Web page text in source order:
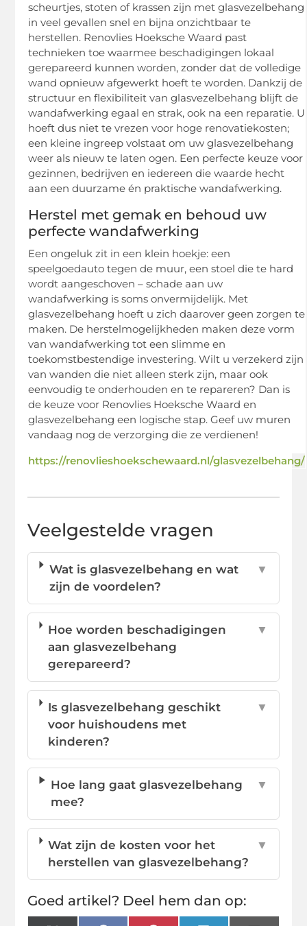
scheurtjes, stoten of krassen zijn met glasvezelbehang
in veel gevallen snel en bijna onzichtbaar te
herstellen. Renovlies Hoeksche Waard past
technieken toe waarmee beschadigingen lokaal
gerepareerd kunnen worden, zonder dat de volledige
wand opnieuw afgewerkt hoeft te worden. Dankzij de
structuur en flexibiliteit van glasvezelbehang blijft de
wandafwerking egaal en strak, ook na een reparatie. U
hoeft dus niet te vrezen voor hoge renovatiekosten;
een kleine ingreep volstaat om uw glasvezelbehang
weer als nieuw te laten ogen. Een perfecte keuze voor
gezinnen, bedrijven en iedereen die waarde hecht
aan een duurzame én praktische wandafwerking.
Herstel met gemak en behoud uw
perfecte wandafwerking
Een ongeluk zit in een klein hoekje: een
speelgoedauto tegen de muur, een stoel die te hard
wordt aangeschoven – schade aan uw
wandafwerking is soms onvermijdelijk. Met
glasvezelbehang hoeft u zich daarover geen zorgen te
maken. De herstelmogelijkheden maken deze vorm
van wandafwerking tot een slimme en
toekomstbestendige investering. Wilt u verzekerd zijn
van wanden die niet alleen sterk zijn, maar ook
eenvoudig te onderhouden en te repareren? Dan is
de keuze voor Renovlies Hoeksche Waard en
glasvezelbehang een logische stap. Geef uw muren
vandaag nog de verzorging die ze verdienen!
https://renovlieshoekschewaard.nl/glasvezelbehang/
Veelgestelde vragen
Wat is glasvezelbehang en wat
zijn de voordelen?
▼
Hoe worden beschadigingen
aan glasvezelbehang
gerepareerd?
▼
Is glasvezelbehang geschikt
voor huishoudens met
kinderen?
▼
Hoe lang gaat glasvezelbehang
mee?
▼
Wat zijn de kosten voor het
herstellen van glasvezelbehang?
▼
Goed artikel? Deel hem dan op: